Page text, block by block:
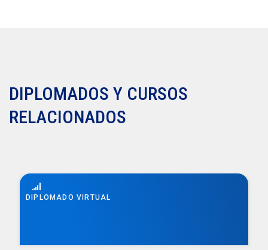
DIPLOMADOS Y CURSOS
RELACIONADOS
DIPLOMADO VIRTUAL